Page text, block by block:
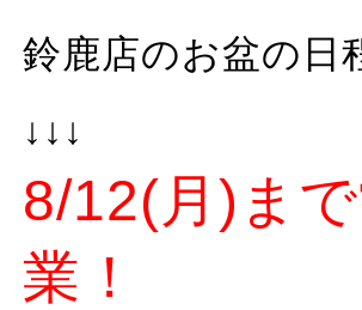
鈴鹿店のお盆の日
↓↓↓
8/12(月)ま
業！